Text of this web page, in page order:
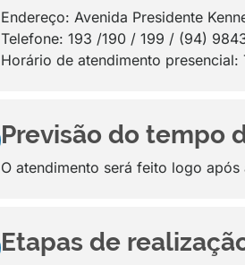
Endereço: Avenida Presidente
Telefone: 193 /190 / 199 / (94)
Horário de atendimento
Previsão do tempo
O atendimento será feito logo após
Etapas de